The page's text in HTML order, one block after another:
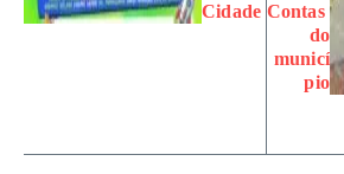
Cidade Contas
do
municí
pio